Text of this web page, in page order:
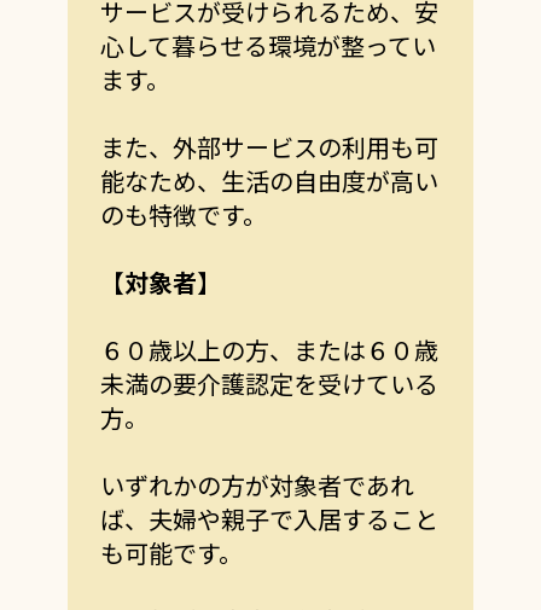
サービスが受けられるため、安
心して暮らせる環境が整ってい
ます。
また、外部サービスの利用も可
能なため、生活の自由度が高い
のも特徴です。
【対象者】
６０歳以上の方、または６０歳
未満の要介護認定を受けている
方。
いずれかの方が対象者であれ
ば、夫婦や親子で入居すること
も可能です。